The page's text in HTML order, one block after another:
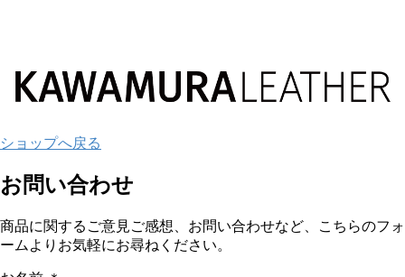
ショップへ戻る
お問い合わせ
商品に関するご意見ご感想、お問い合わせなど、こちらのフォ
ームよりお気軽にお尋ねください。